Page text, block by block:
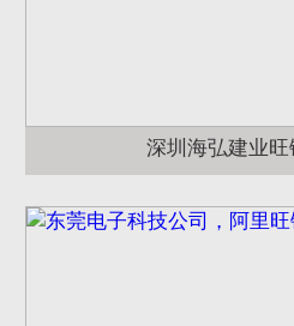
深圳海弘建业旺